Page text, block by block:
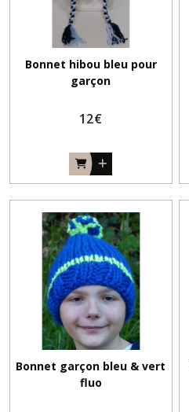
Bonnet hibou bleu pour
garçon
12€
Bonnet garçon bleu & vert
fluo